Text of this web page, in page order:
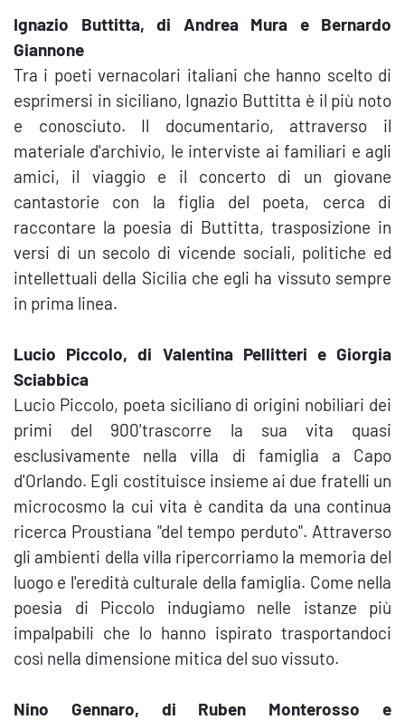
Ignazio Buttitta, di Andrea Mura e Bernardo
Giannone
Tra i poeti vernacolari italiani che hanno scelto di
esprimersi in siciliano, Ignazio Buttitta è il più noto
e conosciuto. Il documentario, attraverso il
materiale d'archivio, le interviste ai familiari e agli
amici, il viaggio e il concerto di un giovane
cantastorie con la figlia del poeta, cerca di
raccontare la poesia di Buttitta, trasposizione in
versi di un secolo di vicende sociali, politiche ed
intellettuali della Sicilia che egli ha vissuto sempre
in prima linea.
Lucio Piccolo, di Valentina Pellitteri e Giorgia
Sciabbica
Lucio Piccolo, poeta siciliano di origini nobiliari dei
primi del 900'trascorre la sua vita quasi
esclusivamente nella villa di famiglia a Capo
d'Orlando. Egli costituisce insieme ai due fratelli un
microcosmo la cui vita è candita da una continua
ricerca Proustiana "del tempo perduto". Attraverso
gli ambienti della villa ripercorriamo la memoria del
luogo e l'eredità culturale della famiglia. Come nella
poesia di Piccolo indugiamo nelle istanze più
impalpabili che lo hanno ispirato trasportandoci
così nella dimensione mitica del suo vissuto.
Nino Gennaro, di Ruben Monterosso e